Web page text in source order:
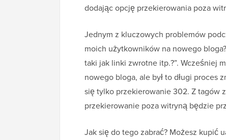
dodając opcję przekierowania poza
Jednym z kluczowych problemów
moich użytkowników na nowego
taki jak linki zwrotne itp.?”. Wcześniej
nowego bloga, ale był to długi proces
się tylko przekierowanie 302. Z tagów z
przekierowanie poza witryną będzie
Jak się do tego zabrać? Możesz kupić